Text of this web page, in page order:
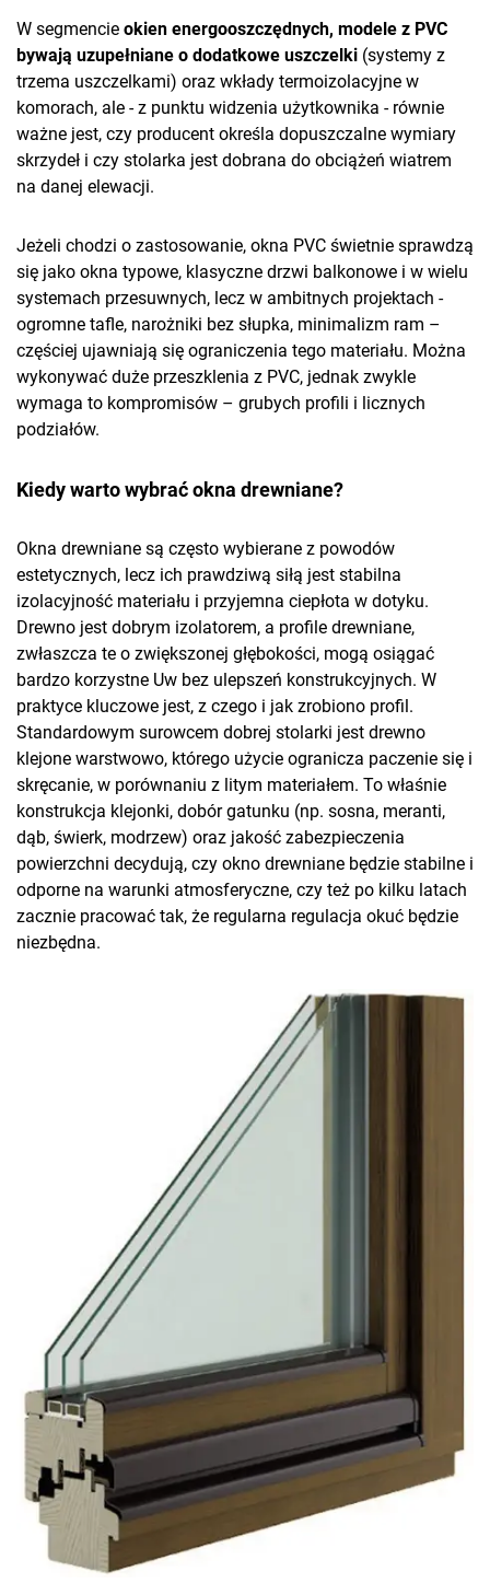
W segmencie okien energooszczędnych, modele z PVC
bywają uzupełniane o dodatkowe uszczelki (systemy z
trzema uszczelkami) oraz wkłady termoizolacyjne w
komorach, ale - z punktu widzenia użytkownika - równie
ważne jest, czy producent określa dopuszczalne wymiary
skrzydeł i czy stolarka jest dobrana do obciążeń wiatrem
na danej elewacji.
Jeżeli chodzi o zastosowanie, okna PVC świetnie sprawdzą
się jako okna typowe, klasyczne drzwi balkonowe i w wielu
systemach przesuwnych, lecz w ambitnych projektach -
ogromne tafle, narożniki bez słupka, minimalizm ram –
częściej ujawniają się ograniczenia tego materiału. Można
wykonywać duże przeszklenia z PVC, jednak zwykle
wymaga to kompromisów – grubych profili i licznych
podziałów.
Kiedy warto wybrać okna drewniane?
Okna drewniane są często wybierane z powodów
estetycznych, lecz ich prawdziwą siłą jest stabilna
izolacyjność materiału i przyjemna ciepłota w dotyku.
Drewno jest dobrym izolatorem, a profile drewniane,
zwłaszcza te o zwiększonej głębokości, mogą osiągać
bardzo korzystne Uw bez ulepszeń konstrukcyjnych. W
praktyce kluczowe jest, z czego i jak zrobiono profil.
Standardowym surowcem dobrej stolarki jest drewno
klejone warstwowo, którego użycie ogranicza paczenie się i
skręcanie, w porównaniu z litym materiałem. To właśnie
konstrukcja klejonki, dobór gatunku (np. sosna, meranti,
dąb, świerk, modrzew) oraz jakość zabezpieczenia
powierzchni decydują, czy okno drewniane będzie stabilne i
odporne na warunki atmosferyczne, czy też po kilku latach
zacznie pracować tak, że regularna regulacja okuć będzie
niezbędna.